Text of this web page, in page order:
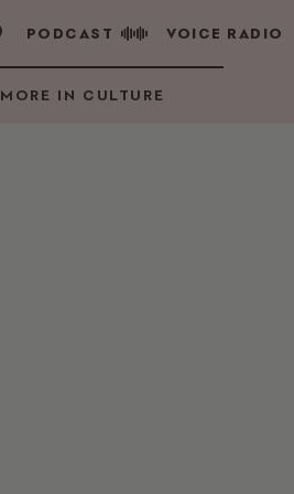
PODCAST VOICE RADIO
MORE IN CULTURE